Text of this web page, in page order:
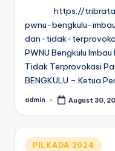
https://
pwnu-bengkulu-
dan-tidak-
PWNU Bengkulu
Tidak Terprovokasi
BENGKULU – Ketua
Posted
admin August 30,
Posted
PILKADA 2024